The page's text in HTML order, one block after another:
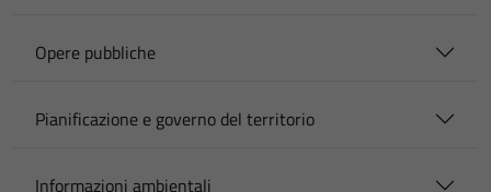
Opere pubbliche
Pianificazione e governo del territorio
Informazioni ambientali